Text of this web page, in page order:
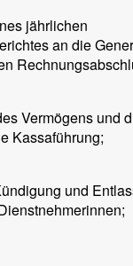
jährlichen
an die
Vermögens und
Kassaführung;
und